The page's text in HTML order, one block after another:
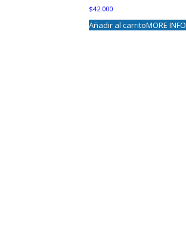
$42.000
Añadir al carritoMORE INFO